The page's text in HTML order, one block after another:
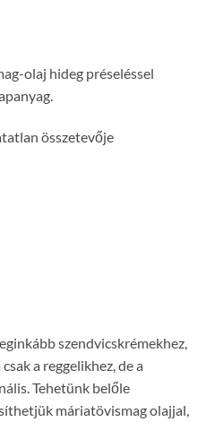
olaj hideg préseléssel
összetevője
szendvicskrémekhez,
a reggelikhez, de a
Tehetünk belőle
máriatövismag olajjal,